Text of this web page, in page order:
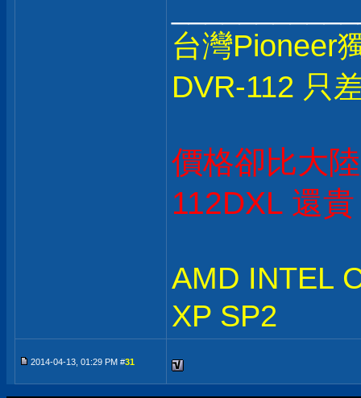
台灣Pioneer
DVR-112 只
價格卻比大
112DXL 還
AMD INTEL
XP SP2
2014-04-13, 01:29 PM #31